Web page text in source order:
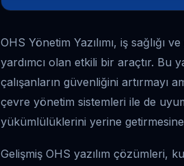
OHS Yönetim Yazılımı, iş sağlığı
yardımcı olan etkili bir araçtır. Bu
çalışanların güvenliğini artırmayı
çevre yönetim sistemleri ile de
yükümlülüklerini yerine
Gelişmiş OHS yazılım çözümleri,